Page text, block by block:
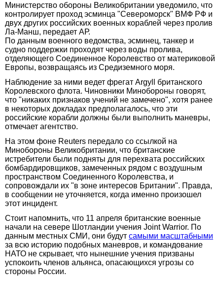
Министерство обороны Великобритании уведомило, что
контролирует проход эсминца "Североморск" ВМФ РФ и
двух других российских военных кораблей через пролив
Ла-Манш, передает АР.
По данным военного ведомства, эсминец, танкер и
судно поддержки проходят через воды пролива,
отделяющего Соединенное Королевство от материковой
Европы, возвращаясь из Средиземного моря.
Наблюдение за ними ведет фрегат Argyll британского
Королевского флота. Чиновники Минобороны говорят,
что "никаких признаков учений не замечено", хотя ранее
в некоторых докладах предполагалось, что эти
российские корабли должны были выполнить маневры,
отмечает агентство.
На этом фоне Reuters передало со ссылкой на
Минобороны Великобритании, что британские
истребители были подняты для перехвата российских
бомбардировщиков, замеченных рядом с воздушным
пространством Соединенного Королевства, и
сопровождали их "в зоне интересов Британии". Правда,
в сообщении не уточняется, когда именно произошел
этот инцидент.
Стоит напомнить, что 11 апреля британские военные
начали на севере Шотландии учения Joint Warrior. По
данным местных СМИ, они будут самыми масштабными
за всю историю подобных маневров, и командование
НАТО не скрывает, что нынешние учения призваны
успокоить членов альянса, опасающихся угрозы со
стороны России.